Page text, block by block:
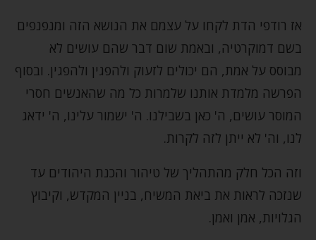
אז רודפי הדת לקחו על עצמם את הנושא הזה ומנפנפים
בשם דמוקרטיה, ובאמת שום דבר שהם עושים לא
מבוסס על אמת, הם יכולים לזעוק ולהפגין ולהפגין. ובסוף
הפרשה מלמדת אותנו שלמרות כל מה שהאנשים חסרי
המוסר עושים, ה' כאן בשבילנו. ה' ישמור עלינו, ה' ידאג
לנו, וה' לא ייתן לזה לקרות.
וזה הכל חלק מהתהליך של טיהור והכנת היהודים עד
שנזכה לראות את ביאת המשיח, בניין המקדש, וקיבוץ
הגלויות, אמן ואמן.